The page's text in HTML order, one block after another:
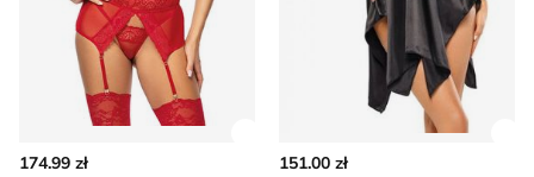
174.99 zł 151.00 zł